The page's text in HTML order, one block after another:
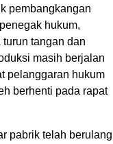
pembangkangan
hukum,
tangan dan
masih berjalan
pelanggaran hukum
berhenti pada rapat
pabrik telah berulang